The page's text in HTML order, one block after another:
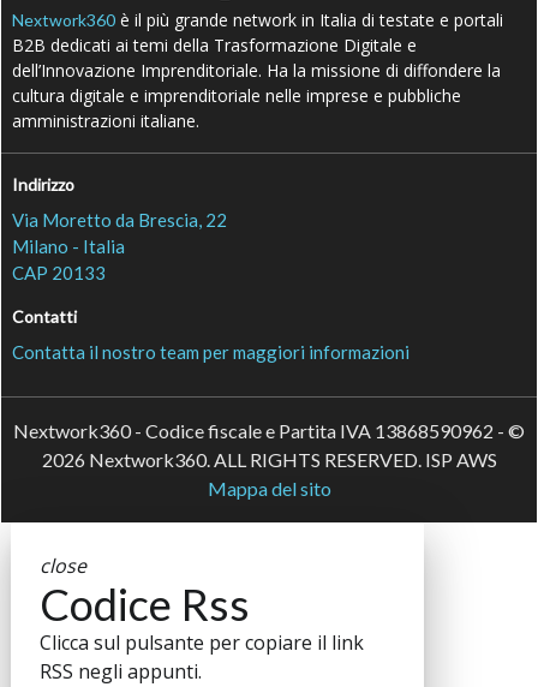
Nextwork360 è il più grande network in Italia di testate e portali
B2B dedicati ai temi della Trasformazione Digitale e
dell’Innovazione Imprenditoriale. Ha la missione di diffondere la
cultura digitale e imprenditoriale nelle imprese e pubbliche
amministrazioni italiane.
Indirizzo
Via Moretto da Brescia, 22
Milano - Italia
CAP 20133
Contatti
Contatta il nostro team per maggiori informazioni
Nextwork360 - Codice fiscale e Partita IVA 13868590962 - ©
2026 Nextwork360. ALL RIGHTS RESERVED. ISP AWS
Mappa del sito
close
Codice Rss
Clicca sul pulsante per copiare il link
RSS negli appunti.